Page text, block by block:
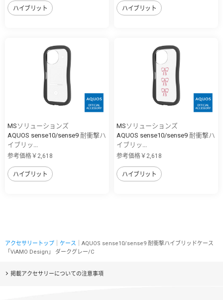
ハイブリット ハイブリット
MSソリューションズ
AQUOS sense10/sense9 耐衝撃ハ
イブリッ...
参考価格￥2,618
ハイブリット
MSソリューションズ
AQUOS sense10/sense9 耐衝撃ハ
イブリッ...
参考価格￥2,618
ハイブリット
アクセサリートップ ケース ｜AQUOS sense10/sense9 耐衝撃ハイブリッドケース
「ViAMO Design」 ダークグレー/C
掲載アクセサリーについての注意事項